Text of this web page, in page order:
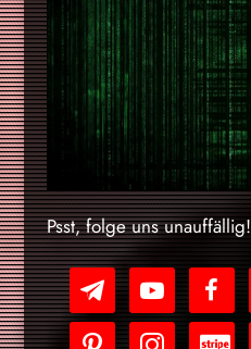
Psst, folge uns unauffällig!
telegramyoutube-
play
facebook
pinterest instagramcc-